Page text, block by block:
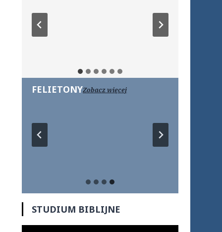
FELIETONYZobacz więcej
STUDIUM BIBLIJNE